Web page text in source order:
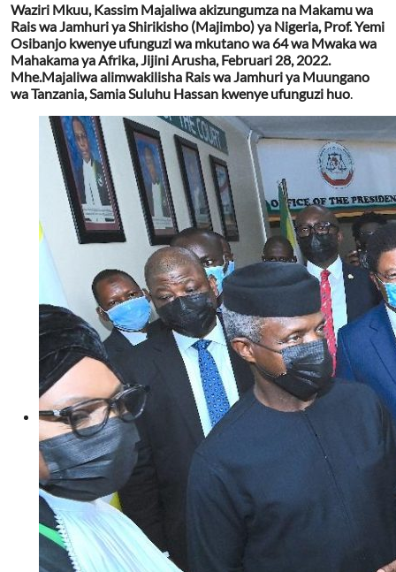
Waziri Mkuu, Kassim Majaliwa akizungumza na Makamu wa
Rais wa Jamhuri ya Shirikisho (Majimbo) ya Nigeria, Prof. Yemi
Osibanjo kwenye ufunguzi wa mkutano wa 64 wa Mwaka wa
Mahakama ya Afrika, Jijini Arusha, Februari 28, 2022.
Mhe.Majaliwa alimwakilisha Rais wa Jamhuri ya Muungano
wa Tanzania, Samia Suluhu Hassan kwenye ufunguzi huo.